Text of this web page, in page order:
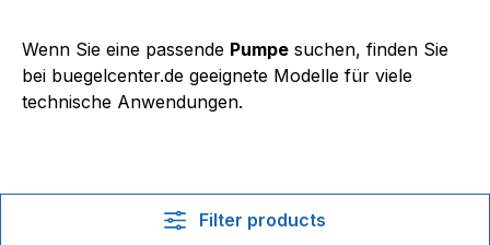
Wenn Sie eine passende Pumpe suchen, finden Sie
bei buegelcenter.de geeignete Modelle für viele
technische Anwendungen.
Filter products